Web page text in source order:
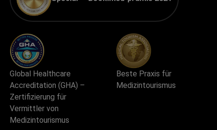
Global Healthcare
Accreditation (GHA) –
Zertifizierung für
Vermittler von
Medizintourismus
Beste Praxis für
Medizintourismus